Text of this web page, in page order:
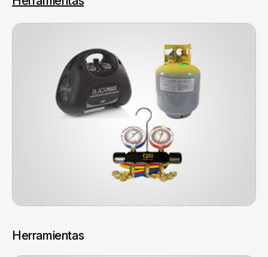
Herramientas